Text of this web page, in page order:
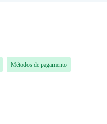
Métodos de pagamento